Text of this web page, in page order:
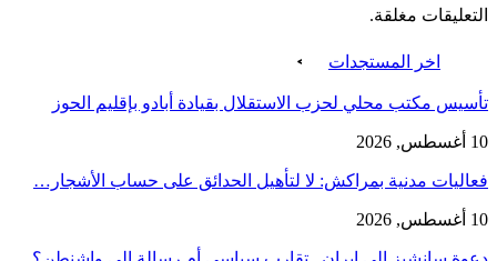
التعليقات مغلقة.
اخر المستجدات
تأسيس مكتب محلي لحزب الاستقلال بقيادة أبادو بإقليم الحوز
10 أغسطس, 2026
فعاليات مدنية بمراكش: لا لتأهيل الحدائق على حساب الأشجار…
10 أغسطس, 2026